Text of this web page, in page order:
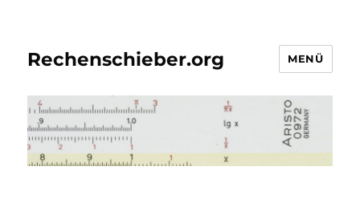
Rechenschieber.org MENÜ